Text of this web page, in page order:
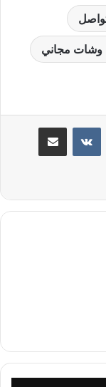
وشات مجاني
مشاركة عبر البريد